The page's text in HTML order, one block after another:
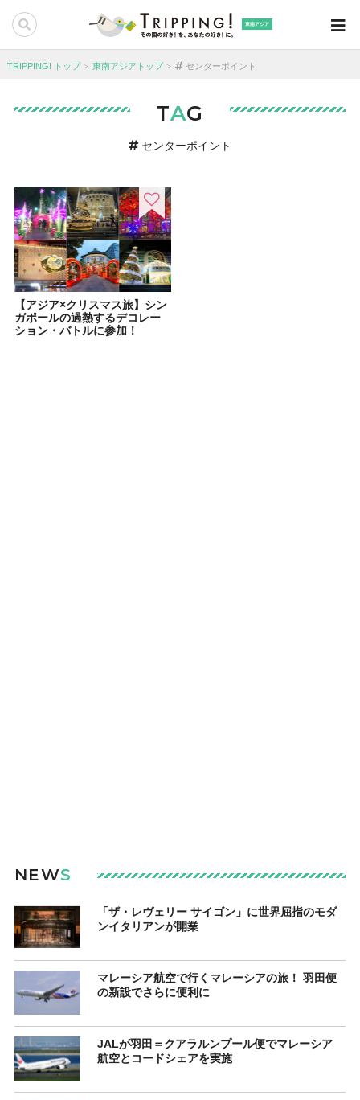
東南アジア
TRIPPING! トップ 東南アジアトップ センターポイント
TAG
センターポイント
【アジア×クリスマス旅】シン
ガポールの過熱するデコレー
ション・バトルに参加！
NEWS
「ザ・レヴェリー サイゴン」に世界屈指のモダ
ンイタリアンが開業
マレーシア航空で行くマレーシアの旅！ 羽田便
の新設でさらに便利に
JALが羽田＝クアラルンプール便でマレーシア
航空とコードシェアを実施